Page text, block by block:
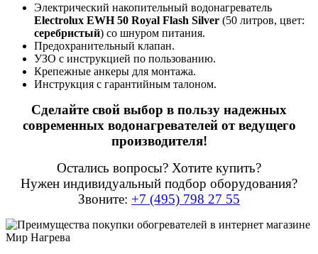
Электрический накопительный водонагреватель
Electrolux EWH 50 Royal Flash Silver (50 литров, цвет:
серебристый) со шнуром питания.
Предохранительный клапан.
УЗО с инструкцией по пользованию.
Крепежные анкеры для монтажа.
Инструкция с гарантийным талоном.
Сделайте свой выбор в пользу надежных
современных водонагревателей от ведущего
производителя!
Остались вопросы? Хотите купить?
Нужен индивидуальный подбор оборудования?
Звоните: +7 (495) 798 27 55